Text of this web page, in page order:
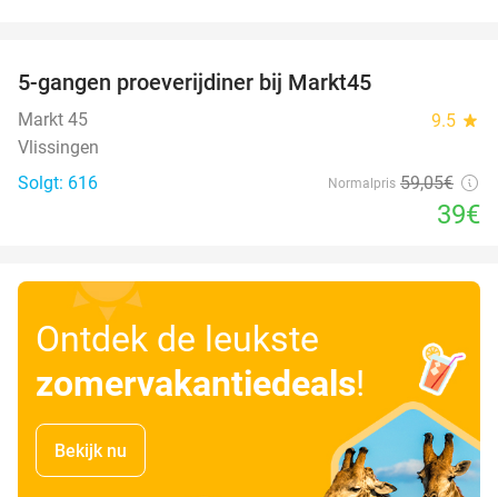
5-gangen proeverijdiner bij Markt45
Markt 45 9.5 star
Vlissingen
Solgt: 616
Normalpris 59,05€
39€
Ontdek de leukste
zomervakantiedeals!
Bekijk nu